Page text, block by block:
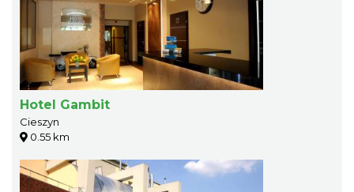
Hotel Gambit
Cieszyn
0.55 km